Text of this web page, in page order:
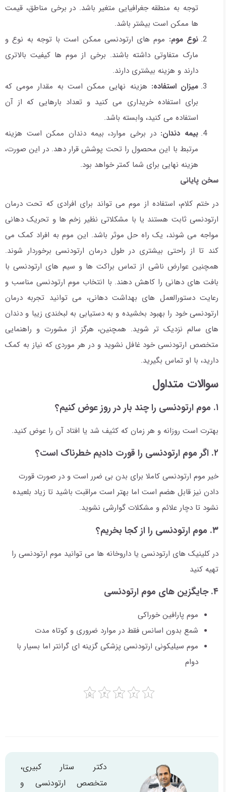
توجه به منطقه جغرافیایی متغیر باشد. در برخی مناطق، قیمت
ها ممکن است بیشتر باشد.
نوع موم: موم های ارتودنسی ممکن است با توجه به نوع و
مارک متفاوتی داشته باشند. برخی از موم ها کیفیت بالاتری
دارند و هزینه بیشتری دارند.
میزان استفاده: هزینه نهایی ممکن است به مقدار مومی که
برای استفاده خریداری می کنید و تعداد بارهایی که از آن
استفاده می کنید، وابسته باشد.
بیمه دندان: در برخی موارد، بیمه دندان ممکن است هزینه
مرتبط با این محصول را تحت پوشش قرار دهد. در این صورت،
هزینه نهایی برای شما کمتر خواهد بود.
سخن پایانی
در ختم کلام، استفاده از موم می تواند برای افرادی که تحت درمان
ارتودنسی ثابت هستند یا با مشکلاتی نظیر زخم ها و تحریک دهانی
مواجه می شوند، یک راه حل موثر باشد. این موم به افراد کمک می
کند تا از راحتی بیشتری در طول درمان ارتودنسی برخوردار شوند.
همچنین عوارض ناشی از تماس براکت ها و سیم های ارتودنسی با
بافت های دهانی را کاهش دهند. با انتخاب موم ارتودنسی مناسب و
رعایت دستورالعمل های بهداشت دهانی، می توانید تجربه درمان
ارتودنسی خود را بهبود بخشیده و به دستیابی به لبخندی زیبا و دندان
های سالم نزدیک تر شوید. همچنین، هرگز از مشورت و راهنمایی
متخصص ارتودنسی خود غافل نشوید و در هر موردی که نیاز به کمک
دارید، با او تماس بگیرید.
سوالات متداول
۱. موم ارتودنسی را چند بار در روز عوض کنیم؟
بهترت است روزانه و هر زمان که کثیف شد یا افتاد آن را عوض کنید.
۲. اگر موم ارتودنسی را قورت دادیم خطرناک است؟
خیر موم ارتودنسی کاملا برای بدن بی ضرر است و در صورت قورت
دادن نیز قابل هضم است اما بهتر است مراقبت باشید تا زیاد بلعیده
نشود تا دچار علائم و مشکلات گوارشی نشوید.
۳. موم ارتودنسی را از کجا بخریم؟
در کلینیک های ارتودنسی یا داروخانه ها می توانید موم ارتودنسی را
تهیه کنید
۴. جایگزین های موم ارتودنسی
موم پارافین خوراکی
شمع بدون اسانس فقط در موارد ضروری و کوتاه مدت
موم سیلیکونی ارتودنسی پزشکی گزینه ای گرانتر اما بسیار با
دوام
دکتر ستار کبیری،
متخصص ارتودنسی و